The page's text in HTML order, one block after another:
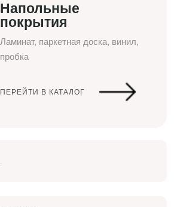
Напольные
покрытия
Ламинат, паркетная доска, винил,
пробка
ПЕРЕЙТИ В КАТАЛОГ